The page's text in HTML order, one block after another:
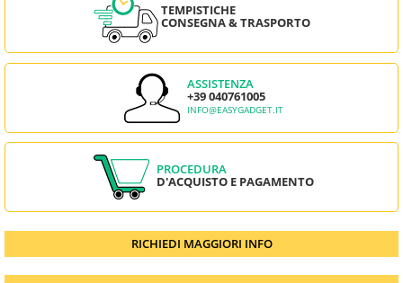
TEMPISTICHE
CONSEGNA & TRASPORTO
ASSISTENZA
+39 040761005
INFO@EASYGADGET.IT
PROCEDURA
D'ACQUISTO E PAGAMENTO
RICHIEDI MAGGIORI INFO